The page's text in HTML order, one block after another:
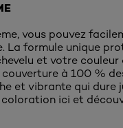
vous pouvez
La formule unique
et votre couleur
à 100 %
et vibrante qui dure
coloration ici et